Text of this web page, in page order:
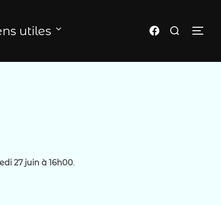
utiles Page FB du clubRechercher :
27 juin à 16h00.